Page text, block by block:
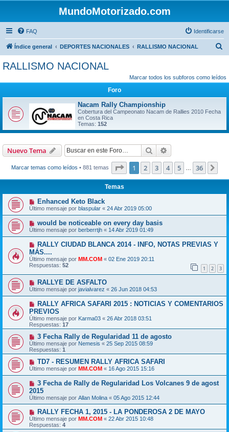
MundoMotorizado.com
FAQ Identificarse
Índice general DEPORTES NACIONALES RALLISMO NACIONAL
c
RALLISMO NACIONAL
Marcar todos los subforos como leídos
Foro
Nacam Rally Championship
Cobertura del Campeonato Nacam de Rallies 2010 Fecha
en Costa Rica
Temas: 152
Nuevo Tema Buscar
Marcar temas como leídos • 881 temas Página de 36
1 2 3 4 5 36
Temas
Enhanced Keto Black
Último mensaje por blaspular « 24 Abr 2019 05:00
would be noticeable on every day basis
Último mensaje por berberrtjh « 14 Abr 2019 01:49
RALLY CIUDAD BLANCA 2014 - INFO, NOTAS PREVIAS Y
MÁS....
Último mensaje por MM.COM « 02 Ene 2019 20:11
Respuestas: 52 1 2 3
RALLYE DE ASFALTO
Último mensaje por javialvarez « 26 Jun 2018 04:53
RALLY AFRICA SAFARI 2015 : NOTICIAS Y COMENTARIOS
PREVIOS
Último mensaje por Karma03 « 26 Abr 2018 03:51
Respuestas: 17
3 Fecha Rally de Regularidad 11 de agosto
Último mensaje por Nemesis « 25 Sep 2015 08:59
Respuestas: 1
TD7 - RESUMEN RALLY AFRICA SAFARI
Último mensaje por MM.COM « 16 Ago 2015 15:16
3 Fecha de Rally de Regularidad Los Volcanes 9 de agost
2015
Último mensaje por Allan Molina « 05 Ago 2015 12:44
RALLY FECHA 1, 2015 - LA PONDEROSA 2 DE MAYO
Último mensaje por MM.COM « 22 Abr 2015 10:48
Respuestas: 4